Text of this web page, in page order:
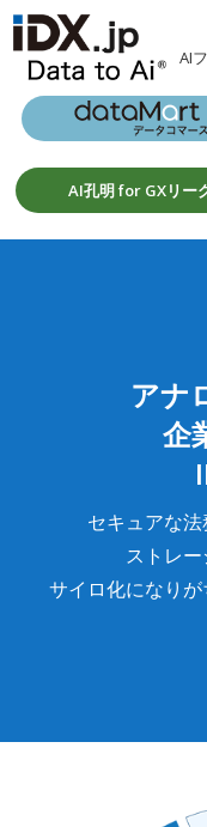
AI
AI孔明 for GXリー
アナ
企
セキュアな法
ストレ
サイロ化になり